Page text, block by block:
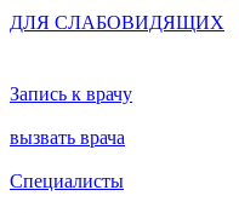
ДЛЯ СЛАБОВИДЯЩИХ
Запись к врачу
вызвать врача
Специалисты